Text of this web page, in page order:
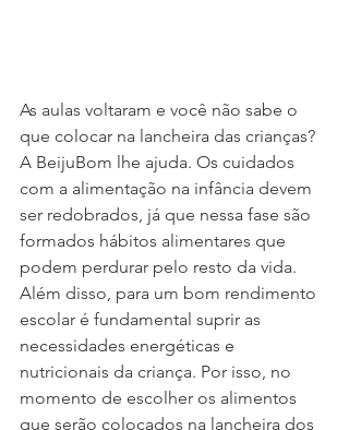
As aulas voltaram e você não sabe o
que colocar na lancheira das crianças?
A BeijuBom lhe ajuda. Os cuidados
com a alimentação na infância devem
ser redobrados, já que nessa fase são
formados hábitos alimentares que
podem perdurar pelo resto da vida.
Além disso, para um bom rendimento
escolar é fundamental suprir as
necessidades energéticas e
nutricionais da criança. Por isso, no
momento de escolher os alimentos
que serão colocados na lancheira dos